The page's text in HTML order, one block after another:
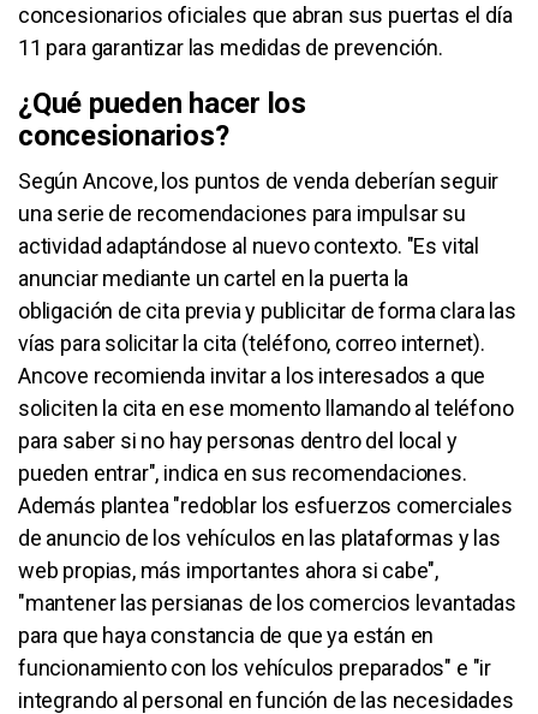
concesionarios oficiales que abran sus puertas el día
11 para garantizar las medidas de prevención.
¿Qué pueden hacer los
concesionarios?
Según Ancove, los puntos de venda deberían seguir
una serie de recomendaciones para impulsar su
actividad adaptándose al nuevo contexto. "Es vital
anunciar mediante un cartel en la puerta la
obligación de cita previa y publicitar de forma clara las
vías para solicitar la cita (teléfono, correo internet).
Ancove recomienda invitar a los interesados a que
soliciten la cita en ese momento llamando al teléfono
para saber si no hay personas dentro del local y
pueden entrar", indica en sus recomendaciones.
Además plantea "redoblar los esfuerzos comerciales
de anuncio de los vehículos en las plataformas y las
web propias, más importantes ahora si cabe",
"mantener las persianas de los comercios levantadas
para que haya constancia de que ya están en
funcionamiento con los vehículos preparados" e "ir
integrando al personal en función de las necesidades